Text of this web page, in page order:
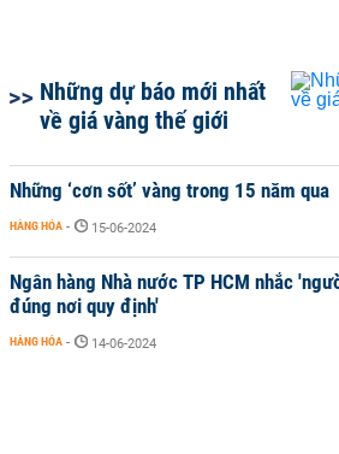
Những dự báo mới nhất
về giá vàng thế giới
Những ‘cơn sốt’ vàng trong 15 năm qua
HÀNG HÓA - 15-06-2024
Ngân hàng Nhà nước TP HCM nhắc
đúng nơi quy định'
HÀNG HÓA - 14-06-2024